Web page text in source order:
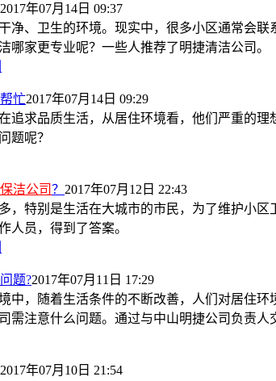
2017年07月14日 09:37
净、卫生的环境。现实中，很多小区通常会联
哪家更专业呢？一些人推荐了明捷清洁公司。
忙2017年07月14日 09:29
追求品质生活，从居住环境看，他们严重的
题呢？
保洁公司？ 2017年07月12日 22:43
，特别是生活在大城市的市民，为了维护小
人员，得到了答案。
题?2017年07月11日 17:29
中，随着生活条件的不断改善，人们对居住
需注意什么问题。通过与中山明捷公司负责人
2017年07月10日 21:54